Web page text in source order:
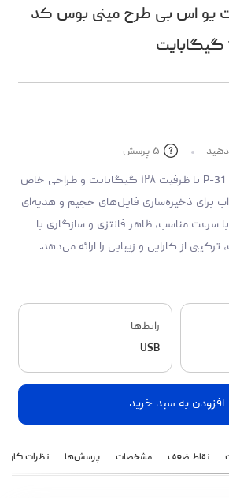
یو اس بی طرح مینی بوس کد
۵ پرسش
فلش مموری پرلیت مدل P-31 با ظرفیت ۱۲۸ گیگابایت و طراحی خاص
برای ذخیره‌سازی فایل‌های حجیم و هدیه‌ای
سرعت مناسب، ظاهر فانتزی و سازگاری با
از کارایی و زیبایی را ارائه می‌دهد.
رابط‌ها
USB
افزودن به سبد خرید
نقاط ضعف مشخصات پرسش‌ها نظرات